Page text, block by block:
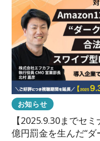
お知らせ
【2025.9.30までセ
億円罰金を生んだ“